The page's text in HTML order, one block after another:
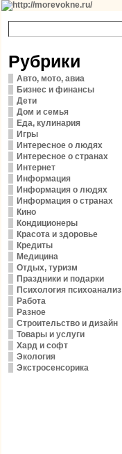
Рубрики
Авто, мото, авиа
Бизнес и финансы
Дети
Дом и семья
Еда, кулинария
Игры
Интересное о людях
Интересное о странах
Интернет
Информация
Информация о людях
Информация о странах
Кино
Кондиционеры
Красота и здоровье
Кредиты
Медицина
Отдых, туризм
Праздники и подарки
Психология психоанализ
Работа
Разное
Строительство и дизайн
Товары и услуги
Хард и софт
Экология
Экстросенсорика